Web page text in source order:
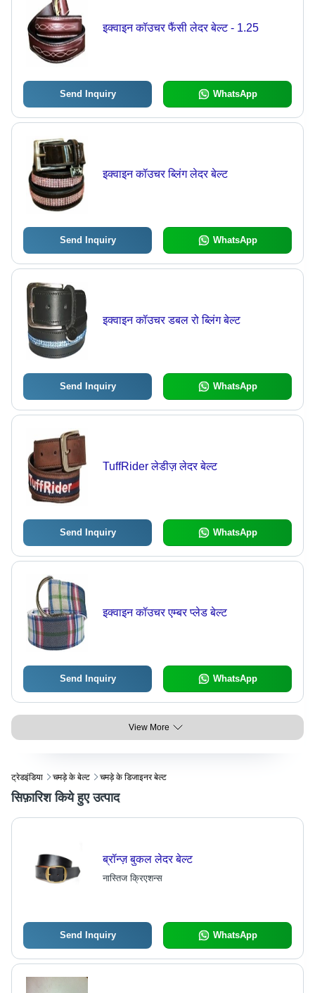
इक्वाइन कॉउचर फैंसी लेदर बेल्ट - 1.25
Send Inquiry WhatsApp
इक्वाइन कॉउचर ब्लिंग लेदर बेल्ट
Send Inquiry WhatsApp
इक्वाइन कॉउचर डबल रो ब्लिंग बेल्ट
Send Inquiry WhatsApp
TuffRider लेडीज़ लेदर बेल्ट
Send Inquiry WhatsApp
इक्वाइन कॉउचर एम्बर प्लेड बेल्ट
Send Inquiry WhatsApp
View More
ट्रेडइंडिया चमड़े के बेल्ट चमड़े के डिजाइनर बेल्ट
सिफ़ारिश किये हुए उत्पाद
ब्रॉन्ज़ बुकल लेदर बेल्ट
नास्तिज क्रिएशन्स
Send Inquiry WhatsApp